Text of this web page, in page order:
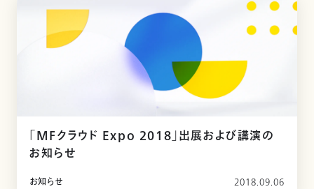
「MFクラウド Expo 2018」出展および講演の
お知らせ
お知らせ 2018.09.06